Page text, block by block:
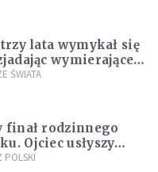
lata wymykał się
wymierające
popełnił
ŚWIATA
finał rodzinnego
Ojciec usłyszy
POLSKI